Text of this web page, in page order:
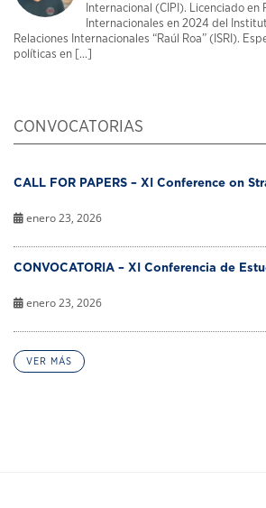
Internacional (CIPI). Licenciado en
Internacionales en 2024 del
Relaciones Internacionales “Raúl Roa” (ISRI).
políticas en [...]
CONVOCATORIAS
CALL FOR PAPERS – XI Conference on
enero 23, 2026
CONVOCATORIA – XI Conferencia de
enero 23, 2026
VER MÁS